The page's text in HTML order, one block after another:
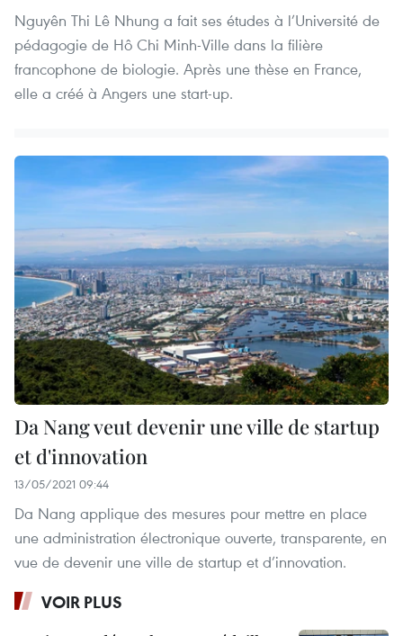
Nguyên Thi Lê Nhung a fait ses études à l’Université de
pédagogie de Hô Chi Minh-Ville dans la filière
francophone de biologie. Après une thèse en France,
elle a créé à Angers une start-up.
Da Nang veut devenir une ville de startup
et d'innovation
13/05/2021 09:44
Da Nang applique des mesures pour mettre en place
une administration électronique ouverte, transparente, en
vue de devenir une ville de startup et d’innovation.
VOIR PLUS